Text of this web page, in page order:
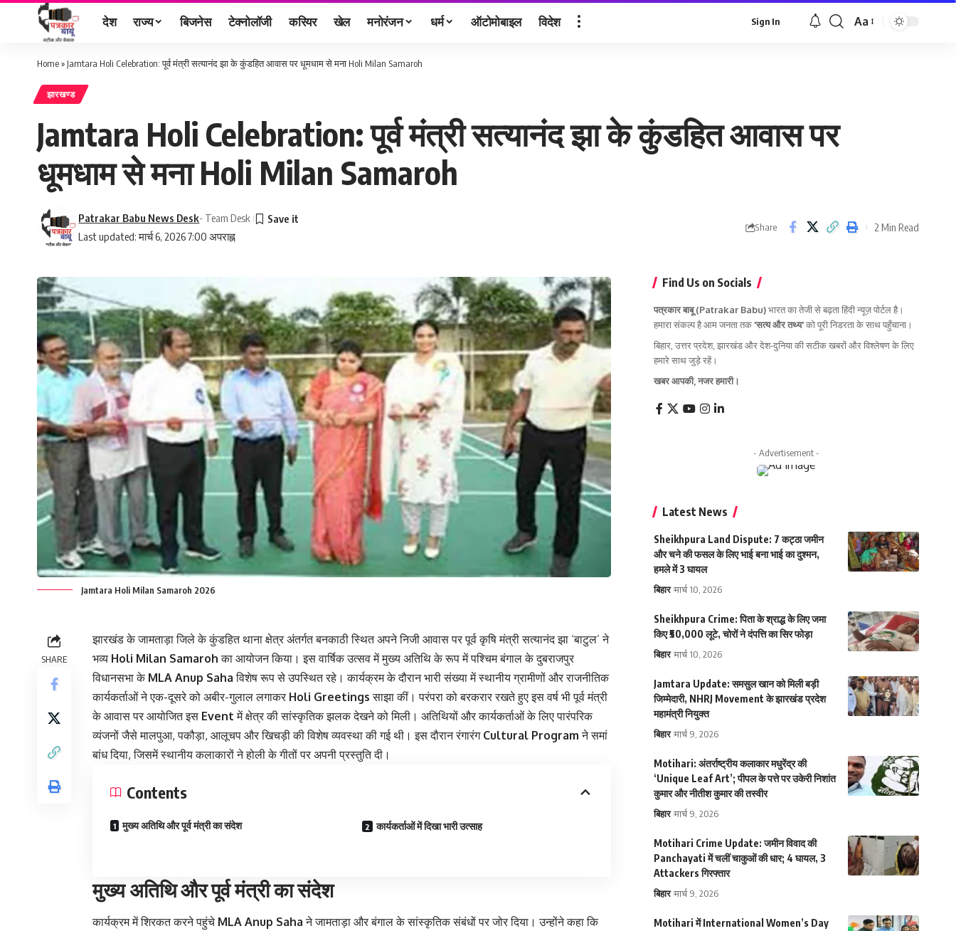
देश राज्य बिजनेस टेक्नोलॉजी करियर खेल मनोरंजन धर्म ऑटोमोबाइल विदेश Sign In
Font
Aa
Home» Jamtara Holi Celebration: पूर्व मंत्री सत्यानंद झा के कुंडहित आवास पर धूमधाम से मना Holi Milan Samaroh
झारखण्ड
Jamtara Holi Celebration: पूर्व मंत्री सत्यानंद झा के कुंडहित आवास पर
धूमधाम से मना Holi Milan Samaroh
Last updated: मार्च 6, 2026 7:00 अपराह्न
Patrakar Babu News Desk- Team Desk
Share 2 Min Read
Jamtara Holi Milan Samaroh 2026
SHARE
झारखंड के जामताड़ा जिले के कुंडहित थाना क्षेत्र अंतर्गत बनकाठी स्थित अपने निजी आवास पर पूर्व कृषि मंत्री सत्यानंद झा ‘बाटुल’ ने
भव्य Holi Milan Samaroh का आयोजन किया। इस वार्षिक उत्सव में मुख्य अतिथि के रूप में पश्चिम बंगाल के दुबराजपुर
विधानसभा के MLA Anup Saha विशेष रूप से उपस्थित रहे। कार्यक्रम के दौरान भारी संख्या में स्थानीय ग्रामीणों और राजनीतिक
कार्यकर्ताओं ने एक-दूसरे को अबीर-गुलाल लगाकर Holi Greetings साझा कीं। परंपरा को बरकरार रखते हुए इस वर्ष भी पूर्व मंत्री
के आवास पर आयोजित इस Event में क्षेत्र की सांस्कृतिक झलक देखने को मिली। अतिथियों और कार्यकर्ताओं के लिए पारंपरिक
व्यंजनों जैसे मालपुआ, पकौड़ा, आलूचप और खिचड़ी की विशेष व्यवस्था की गई थी। इस दौरान रंगारंग Cultural Program ने समां
बांध दिया, जिसमें स्थानीय कलाकारों ने होली के गीतों पर अपनी प्रस्तुति दी।
Contents
मुख्य अतिथि और पूर्व मंत्री का संदेश कार्यकर्ताओं में दिखा भारी उत्साह
मुख्य अतिथि और पूर्व मंत्री का संदेश
कार्यक्रम में शिरकत करने पहुंचे MLA Anup Saha ने जामताड़ा और बंगाल के सांस्कृतिक संबंधों पर जोर दिया। उन्होंने कहा कि
Find Us on Socials
पत्रकार बाबू (Patrakar Babu)भारत का तेजी से बढ़ता हिंदी न्यूज़ पोर्टल है।
हमारा संकल्प है आम जनता तक 'सत्य और तथ्य'को पूरी निडरता के साथ पहुँचाना।
बिहार, उत्तर प्रदेश, झारखंड और देश-दुनिया की सटीक खबरों और विश्लेषण के लिए
हमारे साथ जुड़े रहें।
खबर आपकी, नजर हमारी।
- Advertisement -
Latest News
Sheikhpura Land Dispute: 7 कट्ठा जमीन
और चने की फसल के लिए भाई बना भाई का दुश्मन,
हमले में 3 घायल
बिहार मार्च 10, 2026
Sheikhpura Crime: पिता के श्राद्ध के लिए जमा
किए ₹50,000 लूटे, चोरों ने दंपत्ति का सिर फोड़ा
बिहार मार्च 10, 2026
Jamtara Update: समसुल खान को मिली बड़ी
जिम्मेदारी, NHRJ Movement के झारखंड प्रदेश
महामंत्री नियुक्त
बिहार मार्च 9, 2026
Motihari: अंतर्राष्ट्रीय कलाकार मधुरेंद्र की
‘Unique Leaf Art’; पीपल के पत्ते पर उकेरी निशांत
कुमार और नीतीश कुमार की तस्वीर
बिहार मार्च 9, 2026
Motihari Crime Update: जमीन विवाद की
Panchayati में चलीं चाकुओं की धार; 4 घायल, 3
Attackers गिरफ्तार
बिहार मार्च 9, 2026
Motihari में International Women’s Day